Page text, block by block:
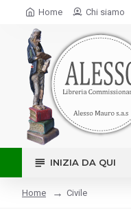
Home Chi siamo
INIZIA DA QUI
Home Civile